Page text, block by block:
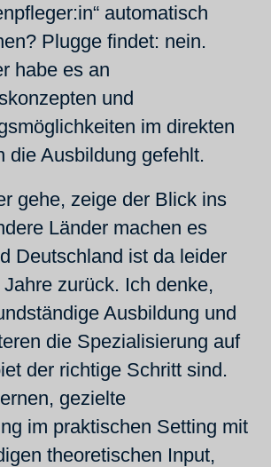
automatisch
Plugge findet: nein.
habe es an
und
im direkten
die Ausbildung gefehlt.
gehe, zeige der Blick ins
Länder machen es
Deutschland ist da leider
zurück. Ich denke,
Ausbildung und
die Spezialisierung auf
der richtige Schritt sind.
gezielte
im praktischen Setting mit
theoretischen Input,